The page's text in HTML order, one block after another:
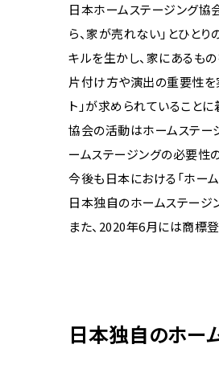
日本ホームステージング協
ら、家が売れない」とひと
キルを生かし、家にあるも
片付け方や演出の重要性を
ト」が求められていること
協会の活動はホームステー
ームステージングの必要性
今後も日本における「ホー
日本独自のホームステージ
また、2020年6月には商標
日本独自のホー